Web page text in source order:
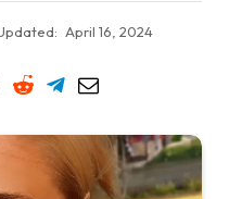
April 16, 2024